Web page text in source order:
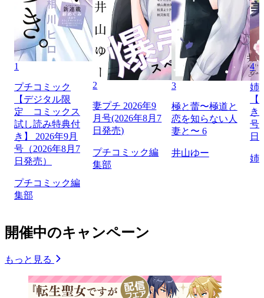
1
プチコミック
【デジタル限
定 コミックス
試し読み特典付
き】 2026年9月
号（2026年8月7
日発売）
プチコミック編
集部
2
妻プチ 2026年9
月号(2026年8月7
日発売)
プチコミック編
集部
3
極と蕾〜極道と
恋を知らない人
妻と〜 6
井山ゆー
4
姉
き
号
日
姉
開催中のキャンペーン
もっと見る